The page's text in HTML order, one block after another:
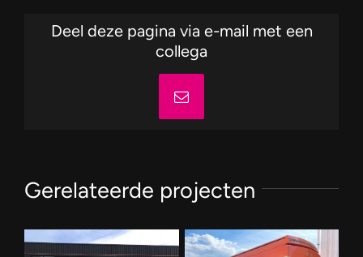
Deel deze pagina via e-mail met een
collega
E-
mail
Gerelateerde projecten